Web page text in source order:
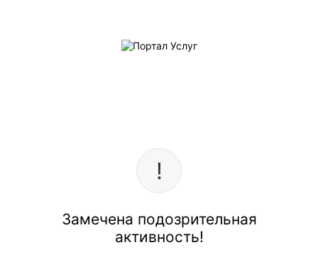
Замечена подозрительная
активность!